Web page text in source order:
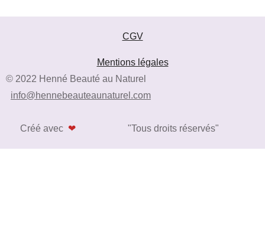
CGV
Mentions légales
© 2022 Henné Beauté au Naturel
info@hennebeauteaunaturel.com
Créé avec ❤ "Tous droits réservés"